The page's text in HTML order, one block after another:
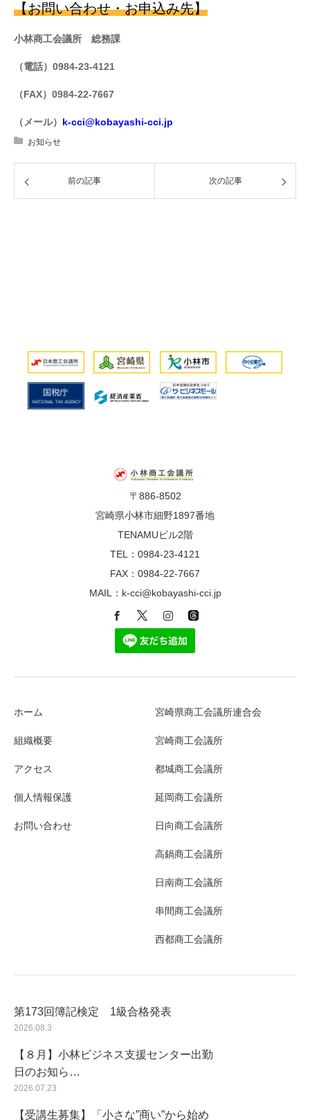
【お問い合わせ・お申込み先】
小林商工会議所 総務課
（電話）0984-23-4121
（FAX）0984-22-7667
（メール） k-cci@kobayashi-cci.jp
お知らせ
前の記事 次の記事
〒886-8502
宮崎県小林市細野1897番地
TENAMUビル2階
TEL：0984-23-4121
FAX：0984-22-7667
MAIL：k-cci@kobayashi-cci.jp
ホーム
組織概要
アクセス
個人情報保護
お問い合わせ
宮崎県商工会議所連合会
宮崎商工会議所
都城商工会議所
延岡商工会議所
日向商工会議所
高鍋商工会議所
日南商工会議所
串間商工会議所
西都商工会議所
第173回簿記検定 1級合格発表
2026.08.3
【８月】小林ビジネス支援センター出勤
日のお知ら…
2026.07.23
【受講生募集】「小さな”商い”から始め